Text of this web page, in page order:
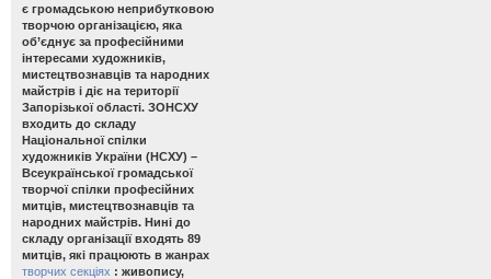
є громадською неприбутковою
творчою організацією, яка
об’єднує за професійними
інтересами художників,
мистецтвознавців та народних
майстрів і діє на території
Запорізької області. ЗОНСХУ
входить до складу
Національної спілки
художників України (НСХУ) –
Всеукраїнської громадської
творчої спілки професійних
митців, мистецтвознавців та
народних майстрів. Нині до
складу організації входять 89
митців, які працюють в жанрах
творчих секціях : живопису,